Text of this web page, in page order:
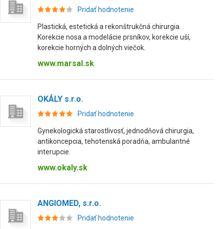
Pridať hodnotenie
Plastická, estetická a rekonštrukčná chirurgia.
Korekcie nosa a modelácie prsníkov, korekcie uší,
korekcie horných a dolných viečok.
www.marsal.sk
OKÁLY s.r.o.
Pridať hodnotenie
Gynekologická starostlivosť, jednodňová chirurgia,
antikoncepcia, tehotenská poradňa, ambulantné
interupcie.
www.okaly.sk
ANGIOMED, s.r.o.
Pridať hodnotenie